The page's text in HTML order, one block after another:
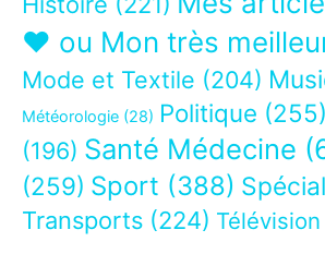
❤ ou Mon très
Mode et Textile (204)
Météorologie (28) Politique (255)
(196) Santé Médecine
(259) Sport (388)
Transports (224) Télévision